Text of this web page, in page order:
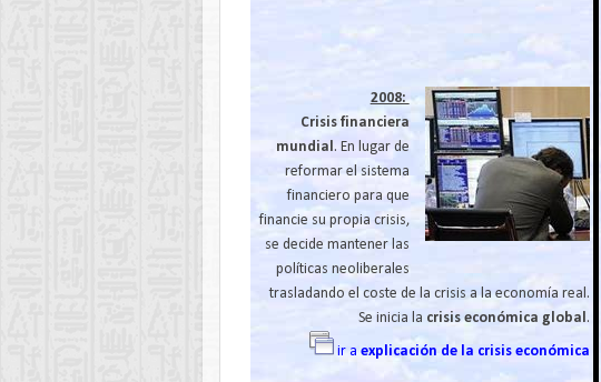
2008:
Crisis financiera
mundial . En lugar de
reformar el sistema
financiero para que
financie su propia crisis,
se decide mantener las
políticas neoliberales
trasladando el coste de la crisis a la economía real.
Se inicia la crisis económica global .
ir a explicación de la crisis económica